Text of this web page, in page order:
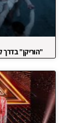
"הוריקן" בדרך